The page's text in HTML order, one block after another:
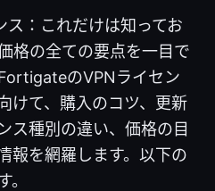
：これだけは知ってお
価格の全ての要点を一目で
のVPNライセン
けて、購入のコツ、更新
ス種別の違い、価格の目
報を網羅します。以下の